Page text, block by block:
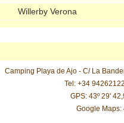
Willerby Verona
Camping Playa de Ajo - C/ La
Tel: +34
GPS: 43º 29'
Google Maps: